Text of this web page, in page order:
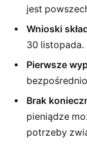
jest
Wnioski
30 listopada.
Pierwsze
Brak
pieniądze
potrzeby